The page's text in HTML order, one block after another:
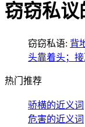
窃窃私议
窃窃私语: 背
头靠着头；
热门推荐
骄横的近义词
危害的近义词